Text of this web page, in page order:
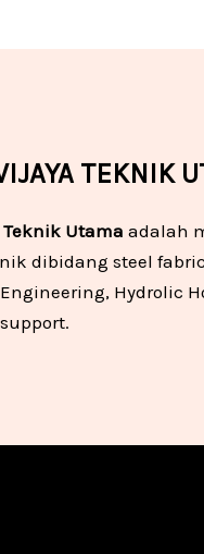
TEKNIK
Teknik Utama adalah
dibidang steel
Hydrolic